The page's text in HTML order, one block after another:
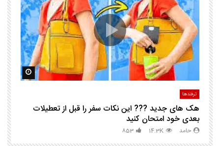
مشاهده
ترفندها
هک های جدید ??️? این نکات سفر را قبل از تعطیلات
بعدی خود امتحان کنید
حامد 14.3K
853
مشاهده بعدا